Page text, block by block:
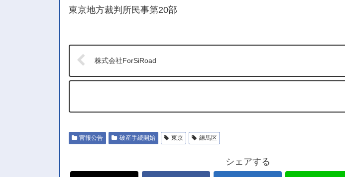
東京地方裁判所民事第20部
株式会社ForSiRoad
官報公告 破産手続開始 東京 練馬区
シェアする